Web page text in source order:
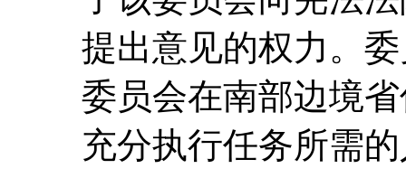
提出意见的权力。
委员会在南部边境
充分执行任务所需